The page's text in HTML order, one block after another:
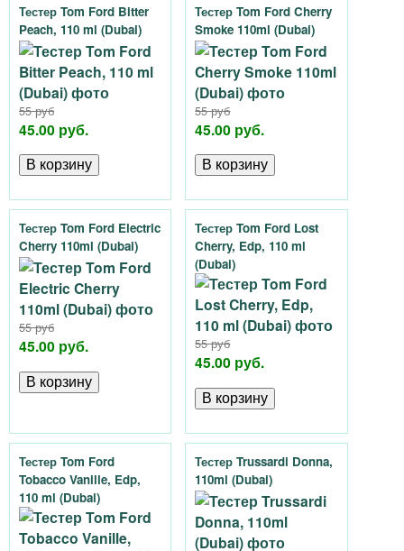
Тестер Tom Ford Bitter
Peach, 110 ml (Dubai)
55 руб
45.00 руб.
Тестер Tom Ford Cherry
Smoke 110ml (Dubai)
55 руб
45.00 руб.
Тестер Tom Ford Electric
Cherry 110ml (Dubai)
55 руб
45.00 руб.
Тестер Tom Ford Lost
Cherry, Edp, 110 ml
(Dubai)
55 руб
45.00 руб.
Тестер Tom Ford
Tobacco Vanille, Edp,
110 ml (Dubai)
Тестер Trussardi Donna,
110ml (Dubai)